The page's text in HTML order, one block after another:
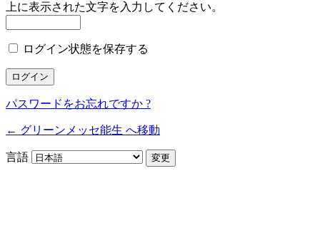
上に表示された文字を入力してください。
ログイン状態を保存する
パスワードをお忘れですか ?
← グリーンメッセ能生 へ移動
言語